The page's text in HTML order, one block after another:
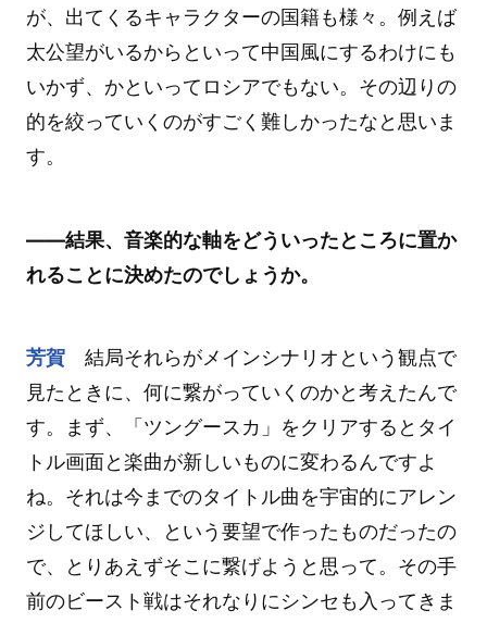
が、出てくるキャラクターの国籍も様々。例えば
太公望がいるからといって中国風にするわけにも
いかず、かといってロシアでもない。その辺りの
的を絞っていくのがすごく難しかったなと思いま
す。
――結果、音楽的な軸をどういったところに置か
れることに決めたのでしょうか。
芳賀結局それらがメインシナリオという観点で
見たときに、何に繋がっていくのかと考えたんで
す。まず、「ツングースカ」をクリアするとタイ
トル画面と楽曲が新しいものに変わるんですよ
ね。それは今までのタイトル曲を宇宙的にアレン
ジしてほしい、という要望で作ったものだったの
で、とりあえずそこに繋げようと思って。その手
前のビースト戦はそれなりにシンセも入ってきま